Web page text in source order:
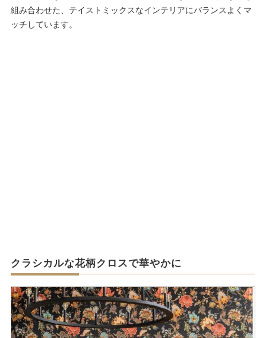
組み合わせた、テイストミックスなインテリアにバランスよくマ
ッチしています。
クラシカルな花柄クロスで華やかに